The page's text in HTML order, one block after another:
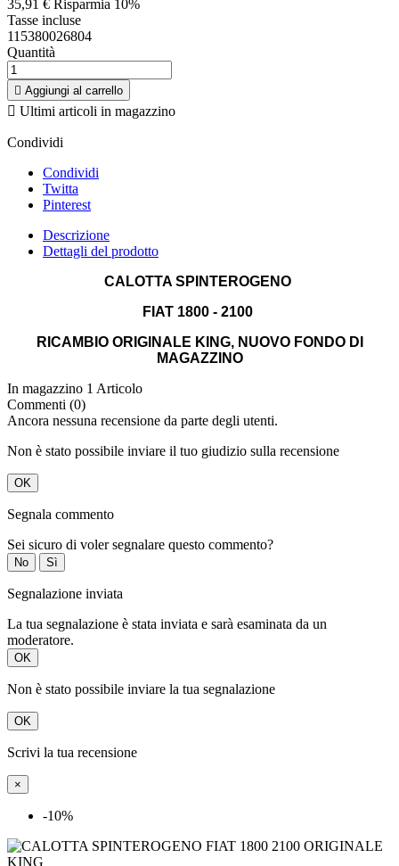
35,91 € Risparmia 10%
Tasse incluse
115380026804
Quantità
 Aggiungi al carrello
 Ultimi articoli in magazzino
Condividi
Condividi
Twitta
Pinterest
Descrizione
Dettagli del prodotto
CALOTTA SPINTEROGENO
FIAT 1800 - 2100
RICAMBIO ORIGINALE KING, NUOVO FONDO DI
MAGAZZINO
In magazzino 1 Articolo
Commenti (0)
Ancora nessuna recensione da parte degli utenti.
Non è stato possibile inviare il tuo giudizio sulla recensione
OK
Segnala commento
Sei sicuro di voler segnalare questo commento?
No Sì
Segnalazione inviata
La tua segnalazione è stata inviata e sarà esaminata da un
moderatore.
OK
Non è stato possibile inviare la tua segnalazione
OK
Scrivi la tua recensione
×
-10%